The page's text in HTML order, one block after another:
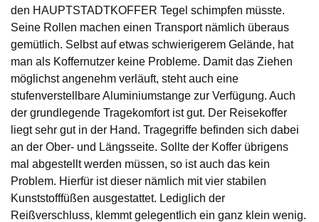
den HAUPTSTADTKOFFER Tegel schimpfen müsste.
Seine Rollen machen einen Transport nämlich überaus
gemütlich. Selbst auf etwas schwierigerem Gelände, hat
man als Koffernutzer keine Probleme. Damit das Ziehen
möglichst angenehm verläuft, steht auch eine
stufenverstellbare Aluminiumstange zur Verfügung. Auch
der grundlegende Tragekomfort ist gut. Der Reisekoffer
liegt sehr gut in der Hand. Tragegriffe befinden sich dabei
an der Ober- und Längsseite. Sollte der Koffer übrigens
mal abgestellt werden müssen, so ist auch das kein
Problem. Hierfür ist dieser nämlich mit vier stabilen
Kunststofffüßen ausgestattet. Lediglich der
Reißverschluss, klemmt gelegentlich ein ganz klein wenig.